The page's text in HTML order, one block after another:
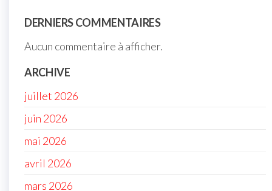
DERNIERS COMMENTAIRES
Aucun commentaire à afficher.
ARCHIVE
juillet 2026
juin 2026
mai 2026
avril 2026
mars 2026